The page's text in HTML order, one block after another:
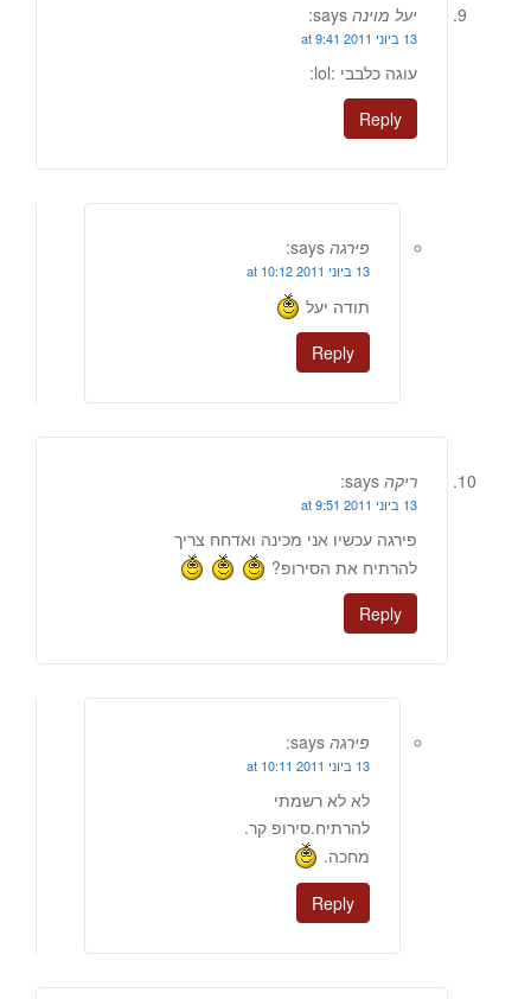
יעל מוינה says:
13 ביוני 2011 at 9:41
עוגה כלבבי :lol:
Reply
פירגה says:
13 ביוני 2011 at 10:12
תודה יעל
Reply
ריקה says:
13 ביוני 2011 at 9:51
פירגה עכשיו אני מכינה ואדחח צריך
להרתיח את הסירופ?
Reply
פירגה says:
13 ביוני 2011 at 10:11
לא לא רשמתי
להרתיח.סירופ קר.
מחכה.
Reply